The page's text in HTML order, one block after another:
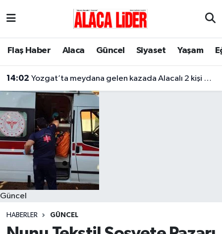
Flaş Haber Alaca Güncel Siyaset Yaşam
14:02 Yozgat’ta meydana gelen kazada Alacalı 2 kişi hayatını kaybetti
Güncel
HABERLER GÜNCEL
Çorum Nöbetçi Eczaneler
Çorum Trafik Yoğunluk Haritası
Süper Lig Puan Durumu ve Fikstür
Tüm Manşetler
Son Dakika Haberleri
Haber Arşivi